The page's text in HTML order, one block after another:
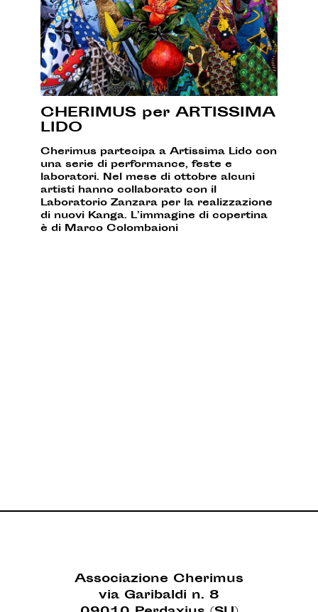
CHERIMUS per ARTISSIMA
LIDO
Cherimus partecipa a Artissima Lido con
una serie di performance, feste e
laboratori. Nel mese di ottobre alcuni
artisti hanno collaborato con il
Laboratorio Zanzara per la realizzazione
di nuovi Kanga. L’immagine di copertina
è di Marco Colombaioni
Associazione Cherimus
via Garibaldi n. 8